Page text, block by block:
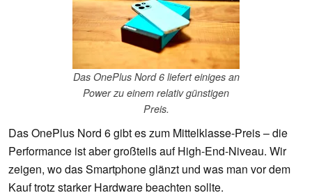
Das OnePlus Nord 6 liefert einiges an
Power zu einem relativ günstigen
Preis.
Das OnePlus Nord 6 gibt es zum Mittelklasse-Preis – die
Performance ist aber großteils auf High-End-Niveau. Wir
zeigen, wo das Smartphone glänzt und was man vor dem
Kauf trotz starker Hardware beachten sollte.